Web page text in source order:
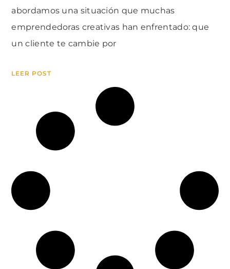
abordamos una situación que muchas
emprendedoras creativas han enfrentado: que
un cliente te cambie por
LEER POST